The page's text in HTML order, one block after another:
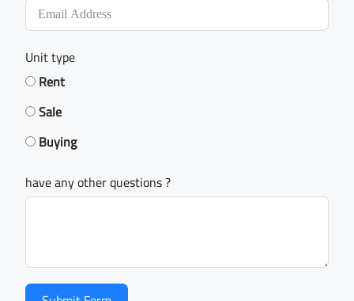
Unit type
Rent
Sale
Buying
have any other questions ?